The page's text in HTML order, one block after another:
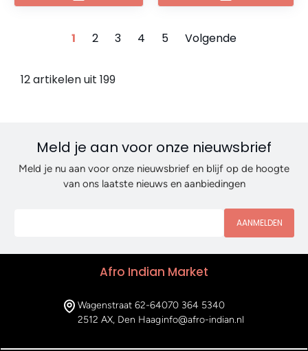
1 2 3 4 5 Volgende
12 artikelen uit 199
Meld je aan voor onze nieuwsbrief
Meld je nu aan voor onze nieuwsbrief en blijf op de hoogte
van ons laatste nieuws en aanbiedingen
AANMELDEN
Afro Indian Market
Wagenstraat 62-64
2512 AX, Den Haag
070 364 5340
info@afro-indian.nl